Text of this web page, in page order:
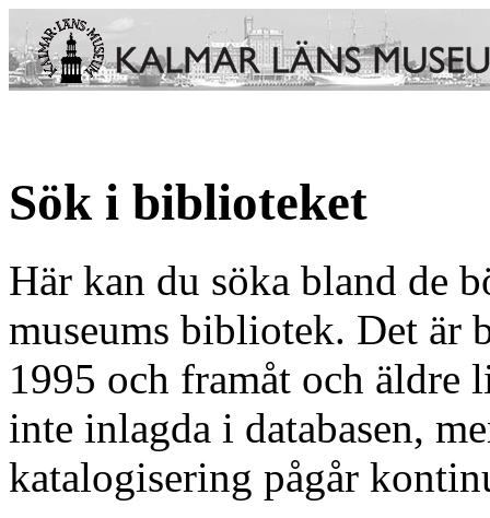
Sök i biblioteket
Här kan du söka bland de
museums bibliotek. Det är
1995 och framåt och äldre
inte inlagda i databasen,
katalogisering pågår